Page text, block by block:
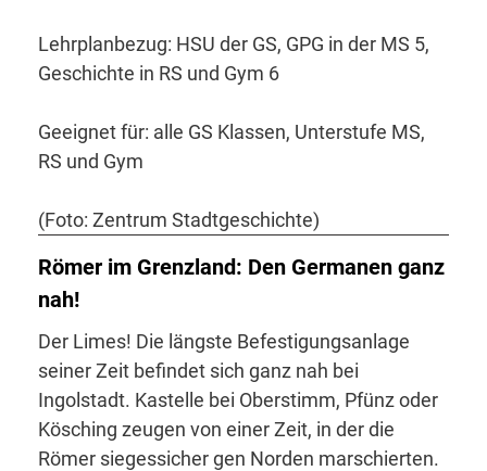
Lehrplanbezug: HSU der GS, GPG in der MS 5,
Geschichte in RS und Gym 6
Geeignet für: alle GS Klassen, Unterstufe MS,
RS und Gym
(Foto: Zentrum Stadtgeschichte)
Römer im Grenzland: Den Germanen ganz
nah!
Der Limes! Die längste Befestigungsanlage
seiner Zeit befindet sich ganz nah bei
Ingolstadt. Kastelle bei Oberstimm, Pfünz oder
Kösching zeugen von einer Zeit, in der die
Römer siegessicher gen Norden marschierten.